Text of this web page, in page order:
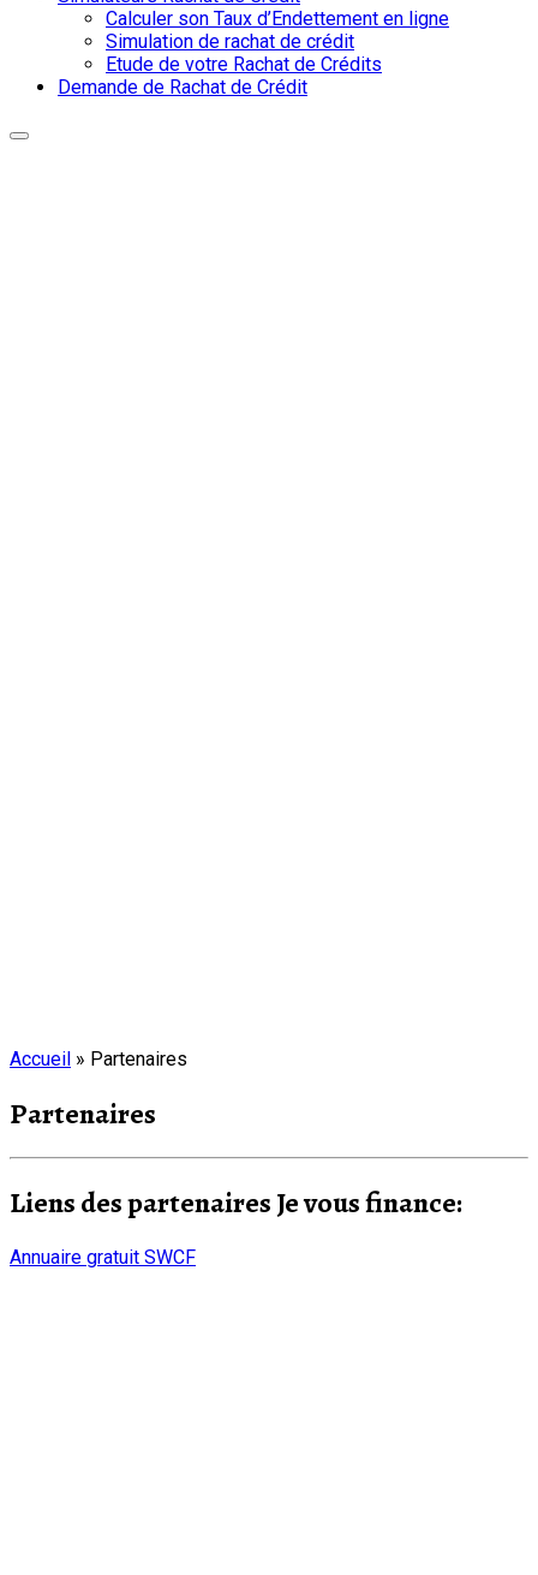
Calculer son Taux d’Endettement en ligne
Simulation de rachat de crédit
Etude de votre Rachat de Crédits
Demande de Rachat de Crédit
Accueil » Partenaires
Partenaires
Liens des partenaires Je vous finance:
Annuaire gratuit SWCF